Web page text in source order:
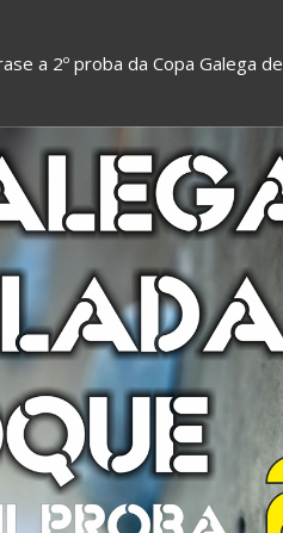
a 2º proba da Copa Galega de